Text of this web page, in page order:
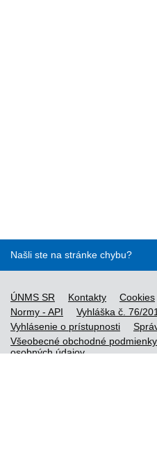
Našli ste na stránke chybu?
ÚNMS SR Kontakty Cookies
Normy - API
Vyhláška č. 76/
Vyhlásenie o prístupnosti
Všeobecné obchodné
osobných údajov